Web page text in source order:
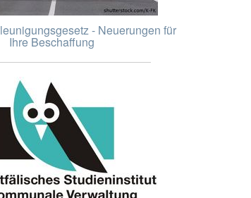
- Neuerungen für
Ihre Beschaffung